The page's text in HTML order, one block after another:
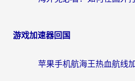
游戏加速器回国